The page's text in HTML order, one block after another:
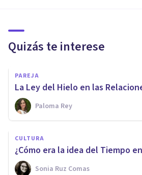
Quizás te interese
PAREJA
La Ley del Hielo en las
Paloma Rey
CULTURA
¿Cómo era la idea del Tiempo
Sonia Ruz Comas